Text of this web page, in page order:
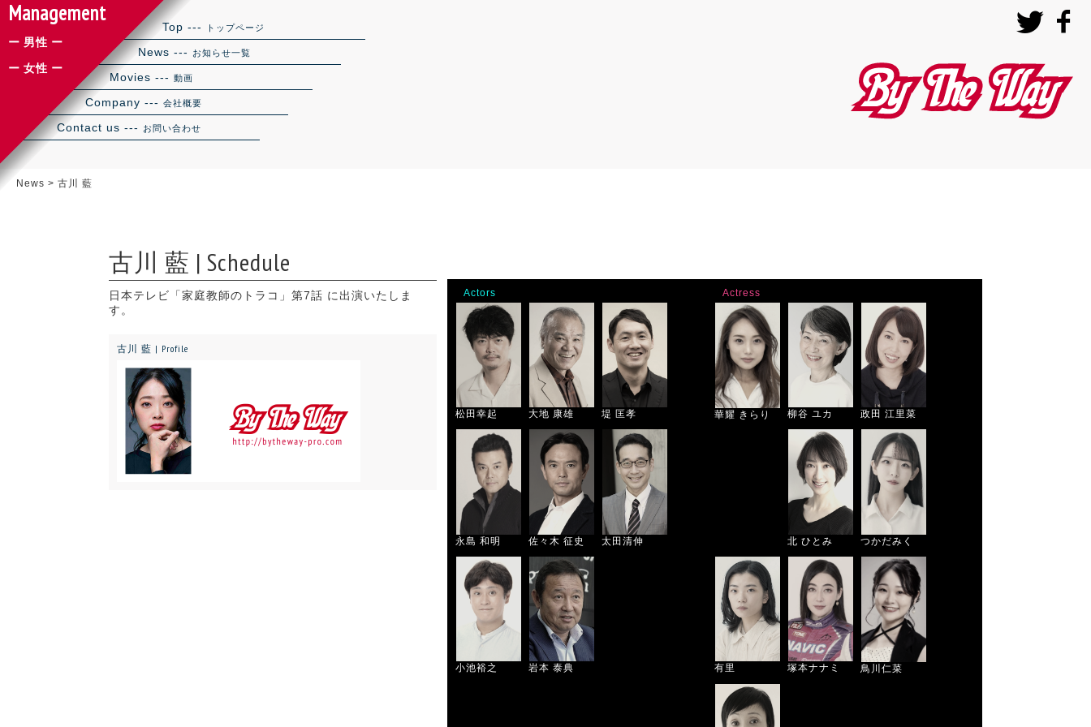
Top --- トップページ
News --- お知らせ一覧
Movies --- 動画
Company --- 会社概要
Contact us --- お問い合わせ
Management
ー 男性 ー
ー 女性 ー
News > 古川 藍
古川 藍 | Schedule
日本テレビ「家庭教師のトラコ」第7話 に出演いたしま
す。
古川 藍 | Profile
Actors
松田幸起 大地 康雄 堤 匡孝
永島 和明 佐々木 征史 太田清伸
小池裕之 岩本 泰典
Actress
華耀 きらり 柳谷 ユカ 政田 江里菜
北 ひとみ つかだみく
有里 塚本ナナミ 鳥川仁菜